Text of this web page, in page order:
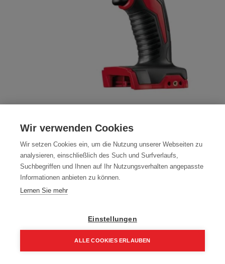
Schlagbohrschrauber
Artikelnummer:4933443500
90,00€ 189,00€
108,00 € inkl. Mwst
Wir verwenden Cookies
Wir setzen Cookies ein, um die Nutzung unserer Webseiten zu
analysieren, einschließlich des Such und Surfverlaufs,
Suchbegriffen und Ihnen auf Ihr Nutzungsverhalten angepasste
Informationen anbieten zu können.
Lernen Sie mehr
Einstellungen
ALLE COOKIES ERLAUBEN